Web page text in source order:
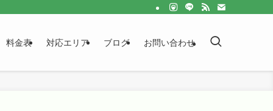
料金表 対応エリア ブログ お問い合わせ